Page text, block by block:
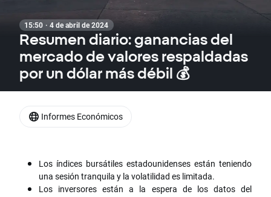
15:50 · 4 de abril de 2024
Resumen diario: ganancias del
mercado de valores respaldadas
por un dólar más débil 💰
Los índices bursátiles estadounidenses están teniendo
una sesión tranquila y la volatilidad es limitada.
Los inversores están a la espera de los datos del
Informes Económicos